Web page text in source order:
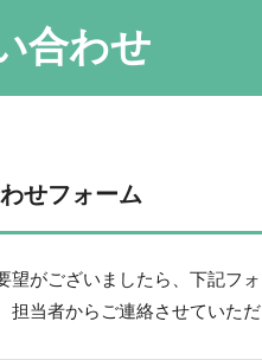
合わせ
せフォーム
望がございましたら、下記フ
担当者からご連絡させていた